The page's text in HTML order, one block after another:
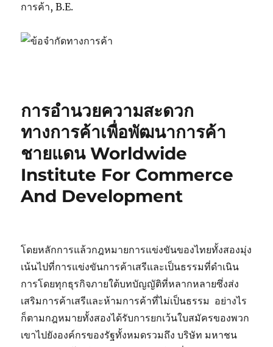
การค้า, B.E.
การอำนวยความสะดวก
ทางการค้าเพื่อพัฒนาการค้า
ชายแดน Worldwide
Institute For Commerce
And Development
โดยหลักการแล้วกฎหมายการแข่งขันของไทยทั้งสองมุ่ง
เน้นไปที่การแข่งขันการค้าเสรีและเป็นธรรมที่ดำเนิน
การโดยทุกธุรกิจภายใต้บทบัญญัติที่หลากหลายซึ่งส่ง
เสริมการค้าเสรีและห้ามการค้าที่ไม่เป็นธรรม อย่างไร
ก็ตามกฎหมายทั้งสองได้รับการยกเว้นใบสมัครของพวก
เขาไปยังองค์กรของรัฐทั้งหมดรวมถึง บริษัท มหาชน